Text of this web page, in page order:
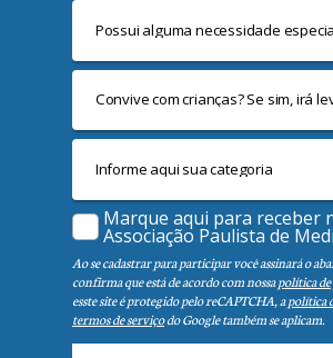
Marque aqui para receber
Associação Paulista de
Ao se cadastrar para participar você assinará o
confirma que está de acordo com nossapolítica
esste site é protegido pelo reCAPTCHA, apolítica
termos de serviçodo Google também se aplicam.